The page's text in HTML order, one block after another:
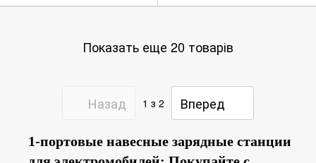
Показать еще 20 товарів
Назад 1 з 2 Вперед
1-портовые навесные зарядные станции